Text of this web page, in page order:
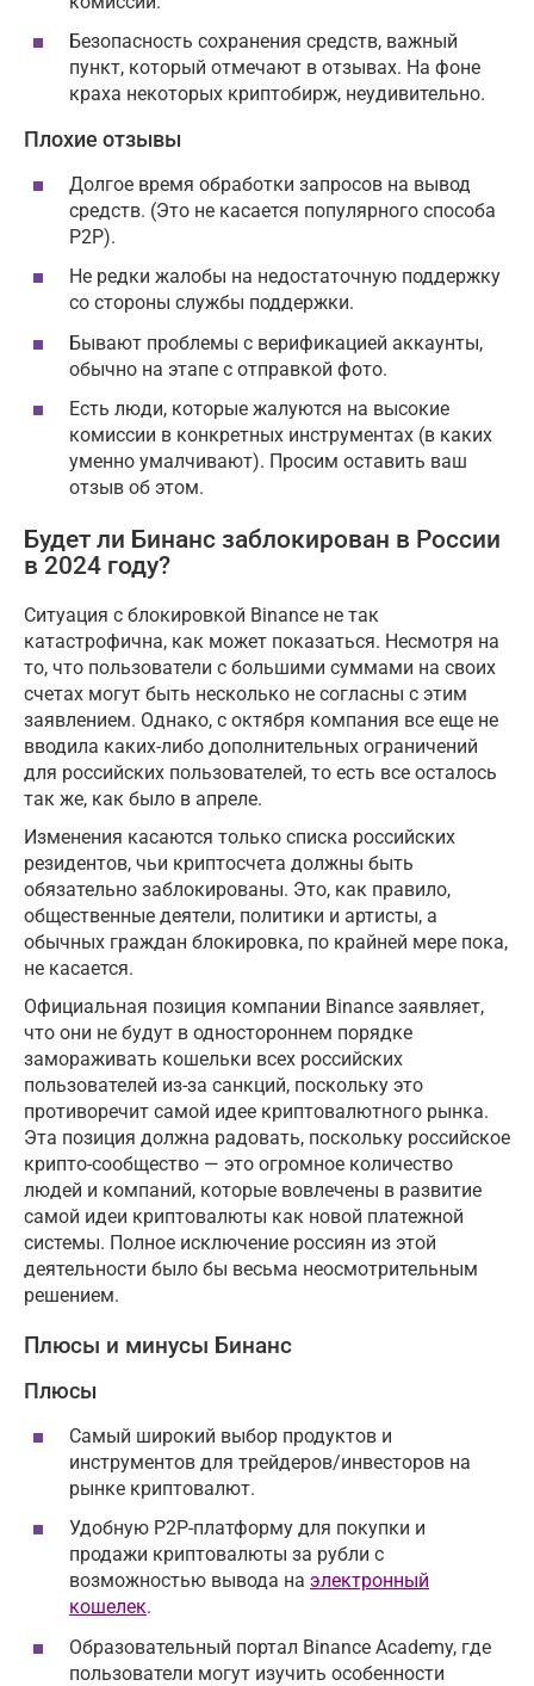
Безопасность сохранения средств, важный
пункт, который отмечают в отзывах. На фоне
краха некоторых криптобирж, неудивительно.
Плохие отзывы
Долгое время обработки запросов на вывод
средств. (Это не касается популярного способа
P2P).
Не редки жалобы на недостаточную поддержку
со стороны службы поддержки.
Бывают проблемы с верификацией аккаунты,
обычно на этапе с отправкой фото.
Есть люди, которые жалуются на высокие
комиссии в конкретных инструментах (в каких
уменно умалчивают). Просим оставить ваш
отзыв об этом.
Будет ли Бинанс заблокирован в России
в 2024 году?
Ситуация с блокировкой Binance не так
катастрофична, как может показаться. Несмотря на
то, что пользователи с большими суммами на своих
счетах могут быть несколько не согласны с этим
заявлением. Однако, с октября компания все еще не
вводила каких-либо дополнительных ограничений
для российских пользователей, то есть все осталось
так же, как было в апреле.
Изменения касаются только списка российских
резидентов, чьи криптосчета должны быть
обязательно заблокированы. Это, как правило,
общественные деятели, политики и артисты, а
обычных граждан блокировка, по крайней мере пока,
не касается.
Официальная позиция компании Binance заявляет,
что они не будут в одностороннем порядке
замораживать кошельки всех российских
пользователей из-за санкций, поскольку это
противоречит самой идее криптовалютного рынка.
Эта позиция должна радовать, поскольку российское
крипто-сообщество — это огромное количество
людей и компаний, которые вовлечены в развитие
самой идеи криптовалюты как новой платежной
системы. Полное исключение россиян из этой
деятельности было бы весьма неосмотрительным
решением.
Плюсы и минусы Бинанс
Плюсы
Самый широкий выбор продуктов и
инструментов для трейдеров/инвесторов на
рынке криптовалют.
Удобную P2P-платформу для покупки и
продажи криптовалюты за рубли с
возможностью вывода на электронный
кошелек.
Образовательный портал Binance Academy, где
пользователи могут изучить особенности